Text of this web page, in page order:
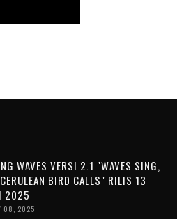
WAVES VERSI 2.1 "WAVES SING,
BIRD CALLS" RILIS 13
2025
08, 2025